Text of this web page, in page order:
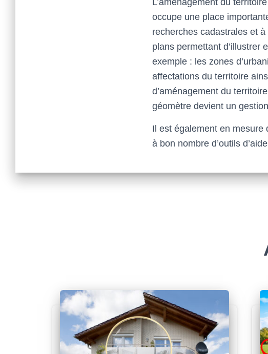
L’aménagement du
occupe une place
recherches cadastrales et
plans permettant d’illustrer
exemple : les zones
affectations du territoire
d’aménagement du
géomètre devient un
Il est également en mesure
à bon nombre d’outils